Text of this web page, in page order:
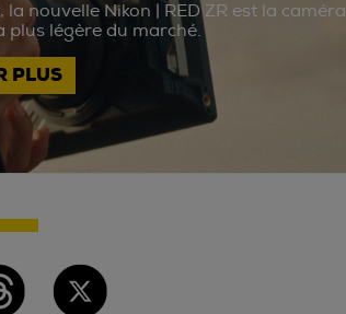
nouvelle Nikon | RED ZR est la caméra
légère du marché.
PLUS